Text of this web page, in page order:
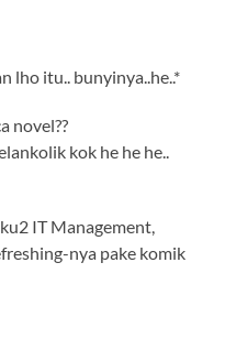
lho itu.. bunyinya..he..*
novel??
kok he he he..
IT Management,
nya pake komik